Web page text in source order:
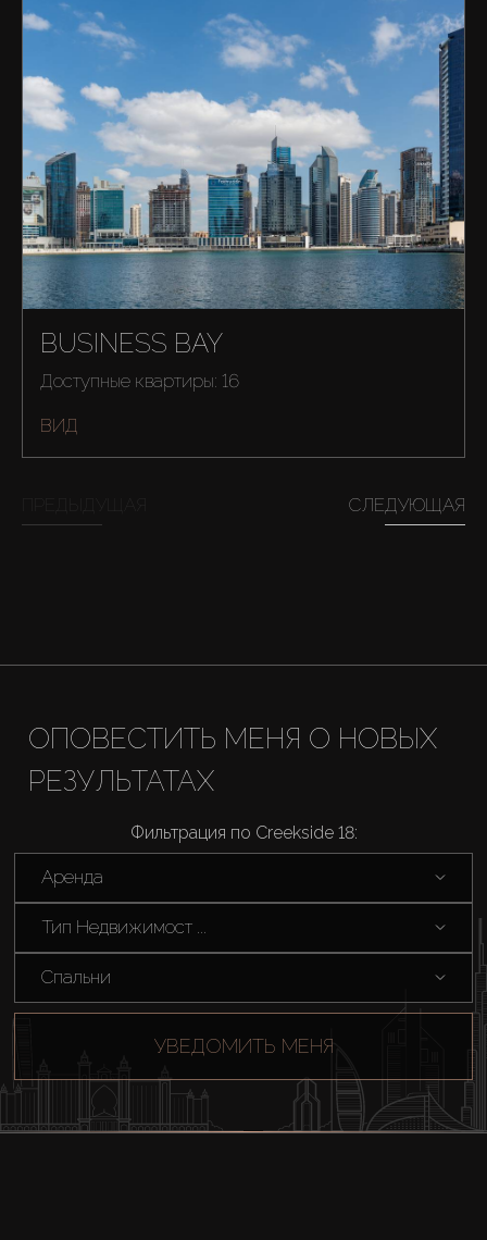
Купить
Аренда
Продажа
Новостройки
AX Journal
Каталоги
Агенты
BUSINESS BAY
Доступные квартиры: 16
ВИД
СЛЕДУЮЩАЯ
ОПОВЕСТИТЬ МЕНЯ О НОВЫХ
РЕЗУЛЬТАТАХ
Фильтрация по Creekside 18:
Аренда
Тип Недвижимост ...
Спальни
УВЕДОМИТЬ МЕНЯ